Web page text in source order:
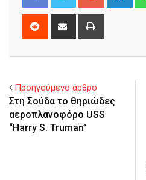
Reddit
Share
Προηγούμενο άρθρο
Στη Σούδα το θηριώδες
αεροπλανοφόρο USS
“Harry S. Truman”